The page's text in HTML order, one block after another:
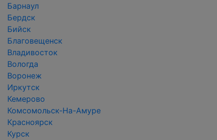
Барнаул
Бердск
Бийск
Благовещенск
Владивосток
Вологда
Воронеж
Иркутск
Кемерово
Комсомольск-На-Амуре
Красноярск
Курск